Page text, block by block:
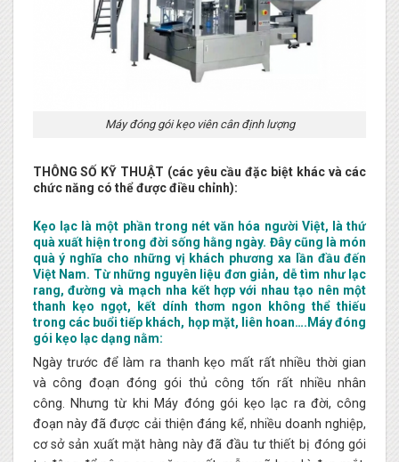
Máy đóng gói kẹo viên cân định lượng
THÔNG SỐ KỸ THUẬT (các yêu cầu đặc biệt khác và các
chức năng có thể được điều chỉnh):
Kẹo lạc là một phần trong nét văn hóa người Việt, là thứ
quà xuất hiện trong đời sống hằng ngày. Đây cũng là món
quà ý nghĩa cho những vị khách phương xa lần đầu đến
Việt Nam. Từ những nguyên liệu đơn giản, dễ tìm như lạc
rang, đường và mạch nha kết hợp với nhau tạo nên một
thanh kẹo ngọt, kết dính thơm ngon không thể thiếu
trong các buổi tiếp khách, họp mặt, liên hoan….Máy đóng
gói kẹo lạc dạng nằm:
Ngày trước để làm ra thanh kẹo mất rất nhiều thời gian
và công đoạn đóng gói thủ công tốn rất nhiều nhân
công. Nhưng từ khi Máy đóng gói kẹo lạc ra đời, công
đoạn này đã được cải thiện đáng kể, nhiều doanh nghiệp,
cơ sở sản xuất mặt hàng này đã đầu tư thiết bị đóng gói